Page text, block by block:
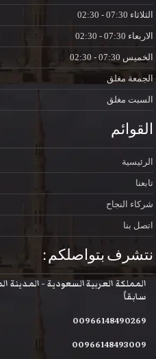
الثلاثاء
الاربعاء
الخميس
الجمعة مغلق
السبت مغلق
القوائم
الرئيسية
تابعنا
شركاء النجاح
اتصل بنا
نتشرف بتواصلكم :
المملكة العربية السعودية - المدينة
سابقاً
00966148490269
00966148493009